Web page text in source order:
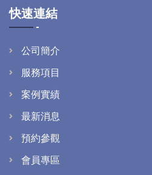
快速連結
公司簡介
服務項目
案例實績
最新消息
預約參觀
會員專區